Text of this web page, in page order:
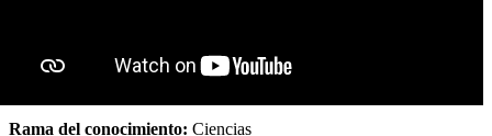
Rama del conocimiento: Ciencias